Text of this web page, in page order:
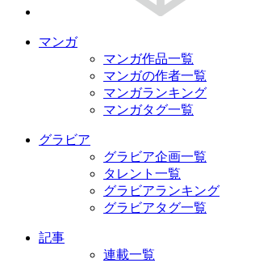
マンガ
マンガ作品一覧
マンガの作者一覧
マンガランキング
マンガタグ一覧
グラビア
グラビア企画一覧
タレント一覧
グラビアランキング
グラビアタグ一覧
記事
連載一覧